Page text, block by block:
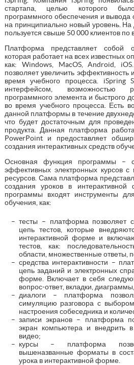
стартапа, целью которого
программного обеспечения и вывода
на принципиально новый уровень.
пользуется свыше 50 000 клиентов по
Платформа представляет собой
которая работает на всех известных
как: Windows, MacOS, Android,
позволяет увеличить эффективность
время учебного процесса. iSpring
интерфейсом, возможностью
программного элемента и быстрого
во время учебного процесса. Есть
данной платформы в течение
что будет достаточным для
продукта. Данная платформа
PowerPoint и предоставляет
создания интерактивных средств
Основная функция программы –
эффективных электронных курсов
ресурсов. Сама платформа
создания уроков в
программы входят инструменты
обучения, как:
тесты – платформа позволяет
цепь тестов, которые
интерактивной форме и
тестов, как:
области, множественные ответы,
средства интерактивности –
цепь заданий и электронных
форме. Включает в себя
вопрос-ответ, вкладки,
диалоги – платформа
симуляцию разговора с
настроения собеседника и
записи экранов – платформа
экран компьютера и внедрить
видео;
курсы – платформа
вышеназванные форматы в
урока в интерактивной форме.